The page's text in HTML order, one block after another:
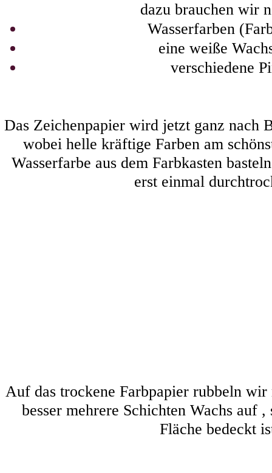
dazu brauchen wir
Wasserfarben
eine weiße
verschiedene
Das Zeichenpapier wird jetzt ganz nach
wobei helle kräftige Farben am
Wasserfarbe aus dem Farbkasten
erst einmal
Auf das trockene Farbpapier rubbeln
besser mehrere Schichten Wachs auf ,
Fläche bedeckt